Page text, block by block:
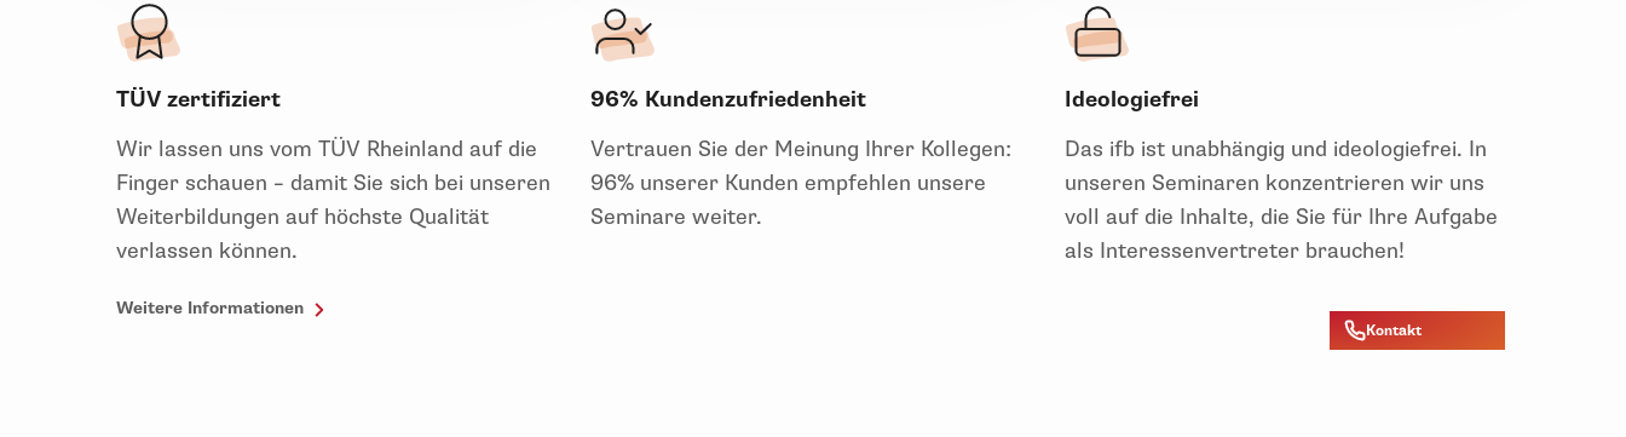
TÜV zertifiziert
Wir lassen uns vom TÜV Rheinland auf die
Finger schauen – damit Sie sich bei unseren
Weiterbildungen auf höchste Qualität
verlassen können.
Weitere Informationen
96% Kundenzufriedenheit
Vertrauen Sie der Meinung Ihrer Kollegen:
96% unserer Kunden empfehlen unsere
Seminare weiter.
Ideologiefrei
Das ifb ist unabhängig und ideologiefrei. In
unseren Seminaren konzentrieren wir uns
voll auf die Inhalte, die Sie für Ihre Aufgabe
als Interessenvertreter brauchen!
Kontakt